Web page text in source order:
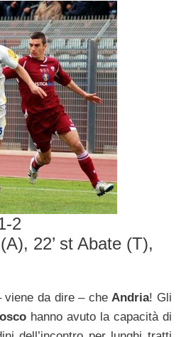
2
22’ st Abate (T),
viene da dire – che Andria! Gli
hanno avuto la capacità di